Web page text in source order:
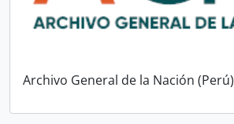
Archivo General de la Nación (Perú)